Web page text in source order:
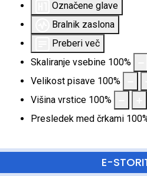
Označene glave
Bralnik zaslona
Preberi več
Skaliranje vsebine 100%
Velikost pisave 100%
Višina vrstice 100%
Presledek med črkami 100
SKOČI DO
E-